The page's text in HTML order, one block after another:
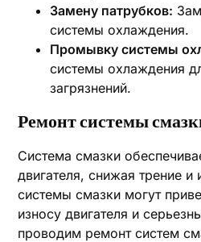
Замену патрубков:
системы охлаждения.
Промывку системы
системы охлаждения
загрязнений.
Ремонт системы
Система смазки
двигателя, снижая трение и
системы смазки могут
износу двигателя и
проводим ремонт систем